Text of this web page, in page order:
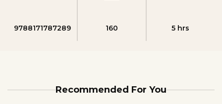
9788171787289 160 5 hrs
Recommended For You